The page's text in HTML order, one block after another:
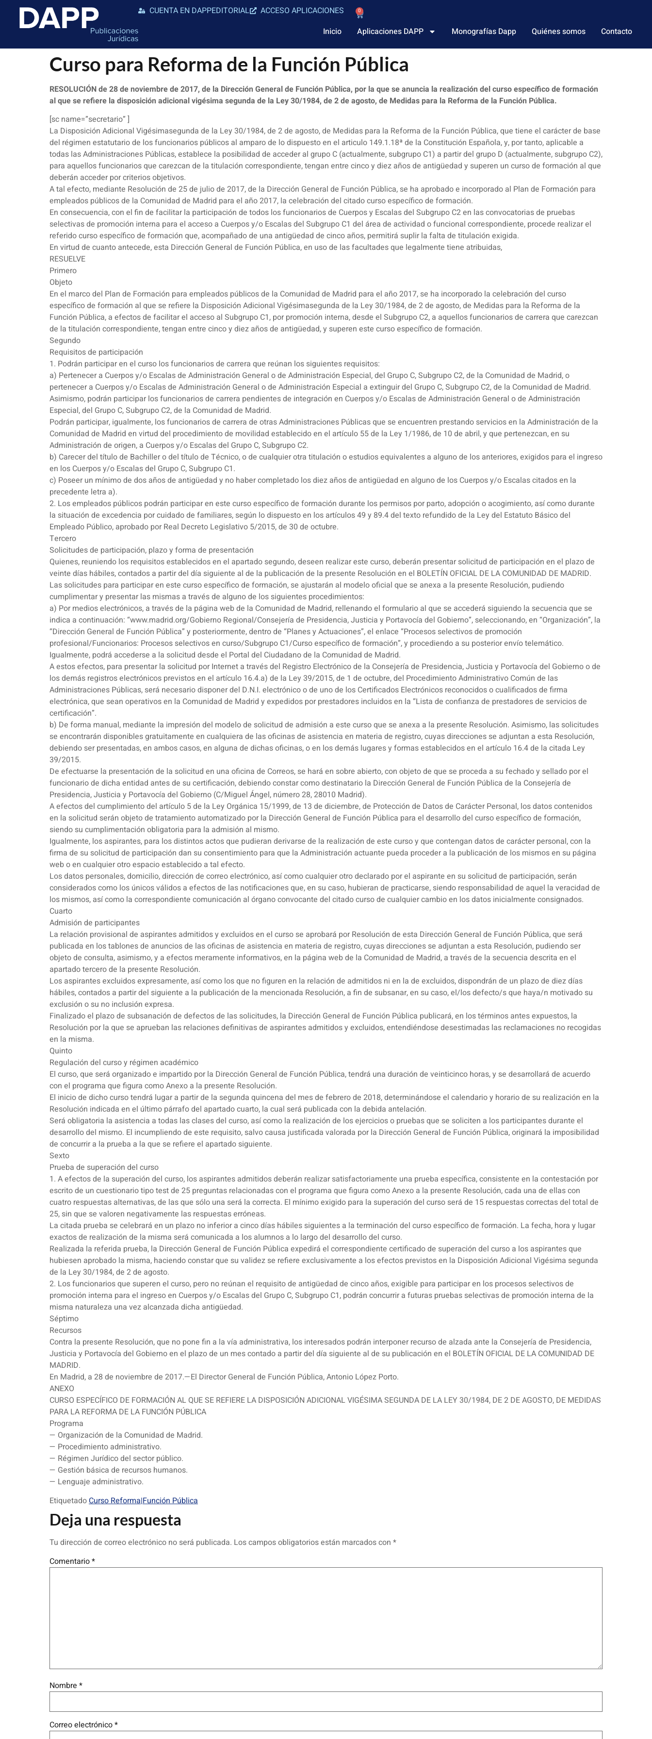
CUENTA EN DAPPEDITORIAL ACCESO APLICACIONES 0
Inicio Aplicaciones DAPP Monografías Dapp Quiénes somos Contacto
Curso para Reforma de la Función Pública
RESOLUCIÓN de 28 de noviembre de 2017, de la Dirección General de Función Pública, por la que se anuncia la realización del curso específico de formación
al que se refiere la disposición adicional vigésima segunda de la Ley 30/1984, de 2 de agosto, de Medidas para la Reforma de la Función Pública.
[sc name=”secretario” ]
La Disposición Adicional Vigésimasegunda de la Ley 30/1984, de 2 de agosto, de Medidas para la Reforma de la Función Pública, que tiene el carácter de base
del régimen estatutario de los funcionarios públicos al amparo de lo dispuesto en el articulo 149.1.18ª de la Constitución Española, y, por tanto, aplicable a
todas las Administraciones Públicas, establece la posibilidad de acceder al grupo C (actualmente, subgrupo C1) a partir del grupo D (actualmente, subgrupo C2),
para aquellos funcionarios que carezcan de la titulación correspondiente, tengan entre cinco y diez años de antigüedad y superen un curso de formación al que
deberán acceder por criterios objetivos.
A tal efecto, mediante Resolución de 25 de julio de 2017, de la Dirección General de Función Pública, se ha aprobado e incorporado al Plan de Formación para
empleados públicos de la Comunidad de Madrid para el año 2017, la celebración del citado curso específico de formación.
En consecuencia, con el fin de facilitar la participación de todos los funcionarios de Cuerpos y Escalas del Subgrupo C2 en las convocatorias de pruebas
selectivas de promoción interna para el acceso a Cuerpos y/o Escalas del Subgrupo C1 del área de actividad o funcional correspondiente, procede realizar el
referido curso específico de formación que, acompañado de una antigüedad de cinco años, permitirá suplir la falta de titulación exigida.
En virtud de cuanto antecede, esta Dirección General de Función Pública, en uso de las facultades que legalmente tiene atribuidas,
RESUELVE
Primero
Objeto
En el marco del Plan de Formación para empleados públicos de la Comunidad de Madrid para el año 2017, se ha incorporado la celebración del curso
específico de formación al que se refiere la Disposición Adicional Vigésimasegunda de la Ley 30/1984, de 2 de agosto, de Medidas para la Reforma de la
Función Pública, a efectos de facilitar el acceso al Subgrupo C1, por promoción interna, desde el Subgrupo C2, a aquellos funcionarios de carrera que carezcan
de la titulación correspondiente, tengan entre cinco y diez años de antigüedad, y superen este curso específico de formación.
Segundo
Requisitos de participación
1. Podrán participar en el curso los funcionarios de carrera que reúnan los siguientes requisitos:
a) Pertenecer a Cuerpos y/o Escalas de Administración General o de Administración Especial, del Grupo C, Subgrupo C2, de la Comunidad de Madrid, o
pertenecer a Cuerpos y/o Escalas de Administración General o de Administración Especial a extinguir del Grupo C, Subgrupo C2, de la Comunidad de Madrid.
Asimismo, podrán participar los funcionarios de carrera pendientes de integración en Cuerpos y/o Escalas de Administración General o de Administración
Especial, del Grupo C, Subgrupo C2, de la Comunidad de Madrid.
Podrán participar, igualmente, los funcionarios de carrera de otras Administraciones Públicas que se encuentren prestando servicios en la Administración de la
Comunidad de Madrid en virtud del procedimiento de movilidad establecido en el artículo 55 de la Ley 1/1986, de 10 de abril, y que pertenezcan, en su
Administración de origen, a Cuerpos y/o Escalas del Grupo C, Subgrupo C2.
b) Carecer del título de Bachiller o del título de Técnico, o de cualquier otra titulación o estudios equivalentes a alguno de los anteriores, exigidos para el ingreso
en los Cuerpos y/o Escalas del Grupo C, Subgrupo C1.
c) Poseer un mínimo de dos años de antigüedad y no haber completado los diez años de antigüedad en alguno de los Cuerpos y/o Escalas citados en la
precedente letra a).
2. Los empleados públicos podrán participar en este curso específico de formación durante los permisos por parto, adopción o acogimiento, así como durante
la situación de excedencia por cuidado de familiares, según lo dispuesto en los artículos 49 y 89.4 del texto refundido de la Ley del Estatuto Básico del
Empleado Público, aprobado por Real Decreto Legislativo 5/2015, de 30 de octubre.
Tercero
Solicitudes de participación, plazo y forma de presentación
Quienes, reuniendo los requisitos establecidos en el apartado segundo, deseen realizar este curso, deberán presentar solicitud de participación en el plazo de
veinte días hábiles, contados a partir del día siguiente al de la publicación de la presente Resolución en el BOLETÍN OFICIAL DE LA COMUNIDAD DE MADRID.
Las solicitudes para participar en este curso específico de formación, se ajustarán al modelo oficial que se anexa a la presente Resolución, pudiendo
cumplimentar y presentar las mismas a través de alguno de los siguientes procedimientos:
a) Por medios electrónicos, a través de la página web de la Comunidad de Madrid, rellenando el formulario al que se accederá siguiendo la secuencia que se
indica a continuación: “www.madrid.org/Gobierno Regional/Consejería de Presidencia, Justicia y Portavocía del Gobierno”, seleccionando, en “Organización”, la
“Dirección General de Función Pública” y posteriormente, dentro de “Planes y Actuaciones”, el enlace “Procesos selectivos de promoción
profesional/Funcionarios: Procesos selectivos en curso/Subgrupo C1/Curso específico de formación”, y procediendo a su posterior envío telemático.
Igualmente, podrá accederse a la solicitud desde el Portal del Ciudadano de la Comunidad de Madrid.
A estos efectos, para presentar la solicitud por Internet a través del Registro Electrónico de la Consejería de Presidencia, Justicia y Portavocía del Gobierno o de
los demás registros electrónicos previstos en el artículo 16.4.a) de la Ley 39/2015, de 1 de octubre, del Procedimiento Administrativo Común de las
Administraciones Públicas, será necesario disponer del D.N.I. electrónico o de uno de los Certificados Electrónicos reconocidos o cualificados de firma
electrónica, que sean operativos en la Comunidad de Madrid y expedidos por prestadores incluidos en la “Lista de confianza de prestadores de servicios de
certificación”.
b) De forma manual, mediante la impresión del modelo de solicitud de admisión a este curso que se anexa a la presente Resolución. Asimismo, las solicitudes
se encontrarán disponibles gratuitamente en cualquiera de las oficinas de asistencia en materia de registro, cuyas direcciones se adjuntan a esta Resolución,
debiendo ser presentadas, en ambos casos, en alguna de dichas oficinas, o en los demás lugares y formas establecidos en el artículo 16.4 de la citada Ley
39/2015.
De efectuarse la presentación de la solicitud en una oficina de Correos, se hará en sobre abierto, con objeto de que se proceda a su fechado y sellado por el
funcionario de dicha entidad antes de su certificación, debiendo constar como destinatario la Dirección General de Función Pública de la Consejería de
Presidencia, Justicia y Portavocía del Gobierno (C/Miguel Ángel, número 28, 28010 Madrid).
A efectos del cumplimiento del artículo 5 de la Ley Orgánica 15/1999, de 13 de diciembre, de Protección de Datos de Carácter Personal, los datos contenidos
en la solicitud serán objeto de tratamiento automatizado por la Dirección General de Función Pública para el desarrollo del curso específico de formación,
siendo su cumplimentación obligatoria para la admisión al mismo.
Igualmente, los aspirantes, para los distintos actos que pudieran derivarse de la realización de este curso y que contengan datos de carácter personal, con la
firma de su solicitud de participación dan su consentimiento para que la Administración actuante pueda proceder a la publicación de los mismos en su página
web o en cualquier otro espacio establecido a tal efecto.
Los datos personales, domicilio, dirección de correo electrónico, así como cualquier otro declarado por el aspirante en su solicitud de participación, serán
considerados como los únicos válidos a efectos de las notificaciones que, en su caso, hubieran de practicarse, siendo responsabilidad de aquel la veracidad de
los mismos, así como la correspondiente comunicación al órgano convocante del citado curso de cualquier cambio en los datos inicialmente consignados.
Cuarto
Admisión de participantes
La relación provisional de aspirantes admitidos y excluidos en el curso se aprobará por Resolución de esta Dirección General de Función Pública, que será
publicada en los tablones de anuncios de las oficinas de asistencia en materia de registro, cuyas direcciones se adjuntan a esta Resolución, pudiendo ser
objeto de consulta, asimismo, y a efectos meramente informativos, en la página web de la Comunidad de Madrid, a través de la secuencia descrita en el
apartado tercero de la presente Resolución.
Los aspirantes excluidos expresamente, así como los que no figuren en la relación de admitidos ni en la de excluidos, dispondrán de un plazo de diez días
hábiles, contados a partir del siguiente a la publicación de la mencionada Resolución, a fin de subsanar, en su caso, el/los defecto/s que haya/n motivado su
exclusión o su no inclusión expresa.
Finalizado el plazo de subsanación de defectos de las solicitudes, la Dirección General de Función Pública publicará, en los términos antes expuestos, la
Resolución por la que se aprueban las relaciones definitivas de aspirantes admitidos y excluidos, entendiéndose desestimadas las reclamaciones no recogidas
en la misma.
Quinto
Regulación del curso y régimen académico
El curso, que será organizado e impartido por la Dirección General de Función Pública, tendrá una duración de veinticinco horas, y se desarrollará de acuerdo
con el programa que figura como Anexo a la presente Resolución.
El inicio de dicho curso tendrá lugar a partir de la segunda quincena del mes de febrero de 2018, determinándose el calendario y horario de su realización en la
Resolución indicada en el último párrafo del apartado cuarto, la cual será publicada con la debida antelación.
Será obligatoria la asistencia a todas las clases del curso, así como la realización de los ejercicios o pruebas que se soliciten a los participantes durante el
desarrollo del mismo. El incumpliendo de este requisito, salvo causa justificada valorada por la Dirección General de Función Pública, originará la imposibilidad
de concurrir a la prueba a la que se refiere el apartado siguiente.
Sexto
Prueba de superación del curso
1. A efectos de la superación del curso, los aspirantes admitidos deberán realizar satisfactoriamente una prueba específica, consistente en la contestación por
escrito de un cuestionario tipo test de 25 preguntas relacionadas con el programa que figura como Anexo a la presente Resolución, cada una de ellas con
cuatro respuestas alternativas, de las que sólo una será la correcta. El mínimo exigido para la superación del curso será de 15 respuestas correctas del total de
25, sin que se valoren negativamente las respuestas erróneas.
La citada prueba se celebrará en un plazo no inferior a cinco días hábiles siguientes a la terminación del curso específico de formación. La fecha, hora y lugar
exactos de realización de la misma será comunicada a los alumnos a lo largo del desarrollo del curso.
Realizada la referida prueba, la Dirección General de Función Pública expedirá el correspondiente certificado de superación del curso a los aspirantes que
hubiesen aprobado la misma, haciendo constar que su validez se refiere exclusivamente a los efectos previstos en la Disposición Adicional Vigésima segunda
de la Ley 30/1984, de 2 de agosto.
2. Los funcionarios que superen el curso, pero no reúnan el requisito de antigüedad de cinco años, exigible para participar en los procesos selectivos de
promoción interna para el ingreso en Cuerpos y/o Escalas del Grupo C, Subgrupo C1, podrán concurrir a futuras pruebas selectivas de promoción interna de la
misma naturaleza una vez alcanzada dicha antigüedad.
Séptimo
Recursos
Contra la presente Resolución, que no pone fin a la vía administrativa, los interesados podrán interponer recurso de alzada ante la Consejería de Presidencia,
Justicia y Portavocía del Gobierno en el plazo de un mes contado a partir del día siguiente al de su publicación en el BOLETÍN OFICIAL DE LA COMUNIDAD DE
MADRID.
En Madrid, a 28 de noviembre de 2017.—El Director General de Función Pública, Antonio López Porto.
ANEXO
CURSO ESPECÍFICO DE FORMACIÓN AL QUE SE REFIERE LA DISPOSICIÓN ADICIONAL VIGÉSIMA SEGUNDA DE LA LEY 30/1984, DE 2 DE AGOSTO, DE MEDIDAS
PARA LA REFORMA DE LA FUNCIÓN PÚBLICA
Programa
— Organización de la Comunidad de Madrid.
— Procedimiento administrativo.
— Régimen Jurídico del sector público.
— Gestión básica de recursos humanos.
— Lenguaje administrativo.
Etiquetado Curso Reforma|Función Pública
Deja una respuesta
Tu dirección de correo electrónico no será publicada. Los campos obligatorios están marcados con *
Comentario*
Nombre *
Correo electrónico*